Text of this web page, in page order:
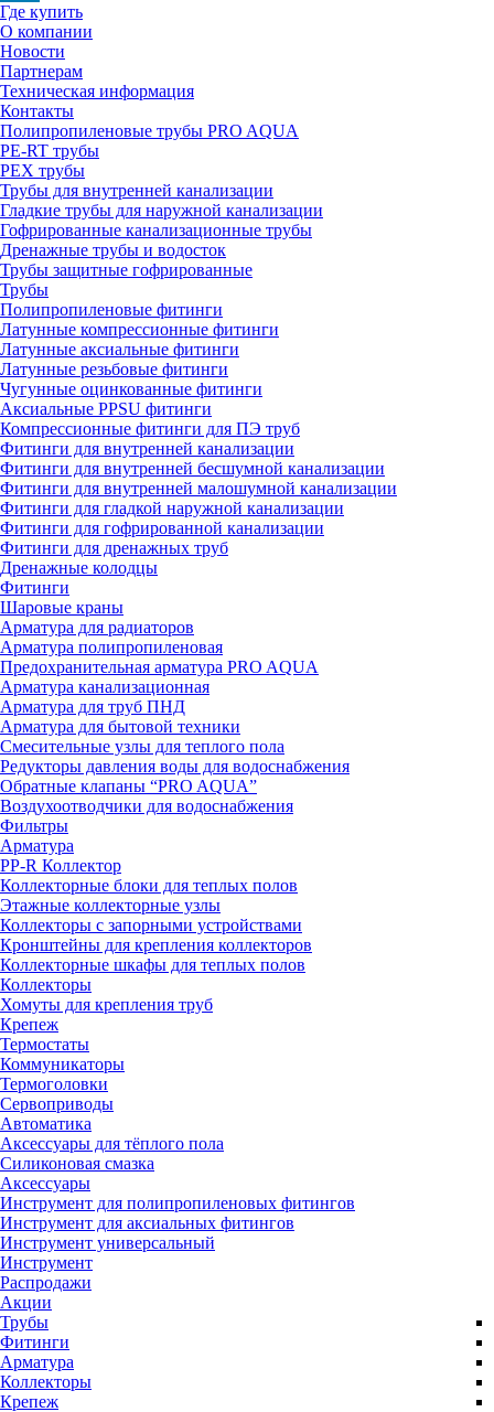
Где купить
О компании
Новости
Партнерам
Техническая информация
Контакты
Полипропиленовые трубы PRO AQUA
PE-RT трубы
PEX трубы
Трубы для внутренней канализации
Гладкие трубы для наружной канализации
Гофрированные канализационные трубы
Дренажные трубы и водосток
Трубы защитные гофрированные
Трубы
Полипропиленовые фитинги
Латунные компрессионные фитинги
Латунные аксиальные фитинги
Латунные резьбовые фитинги
Чугунные оцинкованные фитинги
Аксиальные PPSU фитинги
Компрессионные фитинги для ПЭ труб
Фитинги для внутренней канализации
Фитинги для внутренней бесшумной канализации
Фитинги для внутренней малошумной канализации
Фитинги для гладкой наружной канализации
Фитинги для гофрированной канализации
Фитинги для дренажных труб
Дренажные колодцы
Фитинги
Шаровые краны
Арматура для радиаторов
Арматура полипропиленовая
Предохранительная арматура PRO AQUA
Арматура канализационная
Арматура для труб ПНД
Арматура для бытовой техники
Смесительные узлы для теплого пола
Редукторы давления воды для водоснабжения
Обратные клапаны “PRO AQUA”
Воздухоотводчики для водоснабжения
Фильтры
Арматура
PP-R Коллектор
Коллекторные блоки для теплых полов
Этажные коллекторные узлы
Коллекторы с запорными устройствами
Кронштейны для крепления коллекторов
Коллекторные шкафы для теплых полов
Коллекторы
Хомуты для крепления труб
Крепеж
Термостаты
Коммуникаторы
Термоголовки
Сервоприводы
Автоматика
Аксессуары для тёплого пола
Силиконовая смазка
Аксессуары
Инструмент для полипропиленовых фитингов
Инструмент для аксиальных фитингов
Инструмент универсальный
Инструмент
Распродажи
Акции
Трубы
Фитинги
Арматура
Коллекторы
Крепеж